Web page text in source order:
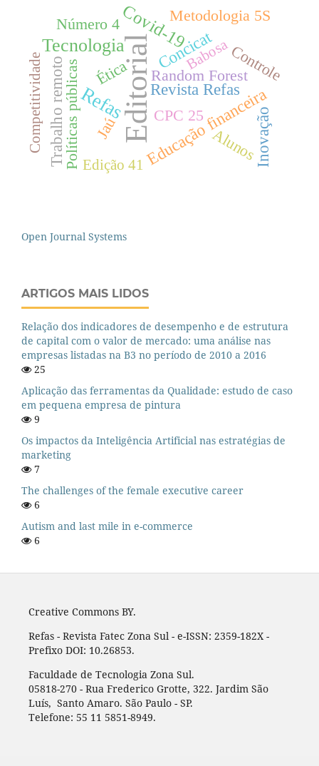
Editorial
Refas
TecnologiaCovid-19
Educação financeira
Revista Refas
Inovação
Concicat
Trabalho remoto CPC 25
Jaú Alunos
Random Forest
Políticas públicas
Metodologia 5S
Número 4
Controle
Ética
Babosa
Edição 41
Competitividade
Open Journal Systems
ARTIGOS MAIS LIDOS
Relação dos indicadores de desempenho e de estrutura
de capital com o valor de mercado: uma análise nas
empresas listadas na B3 no período de 2010 a 2016
25
Aplicação das ferramentas da Qualidade: estudo de caso
em pequena empresa de pintura
9
Os impactos da Inteligência Artificial nas estratégias de
marketing
7
The challenges of the female executive career
6
Autism and last mile in e-commerce
6
Creative Commons BY.
Refas - Revista Fatec Zona Sul - e-ISSN: 2359-182X -
Prefixo DOI: 10.26853.
Faculdade de Tecnologia Zona Sul.
05818-270 - Rua Frederico Grotte, 322. Jardim São
Luís, Santo Amaro. São Paulo - SP.
Telefone: 55 11 5851-8949.